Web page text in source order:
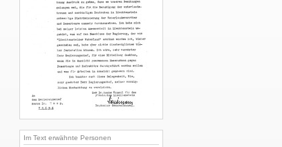
Im Text erwähnte Personen